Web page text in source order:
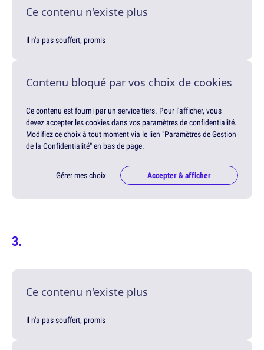
Ce contenu n'existe plus
Il n'a pas souffert, promis
Contenu bloqué par vos choix de cookies
Ce contenu est fourni par un service tiers. Pour l'afficher, vous
devez accepter les cookies dans vos paramètres de confidentialité.
Modifiez ce choix à tout moment via le lien "Paramètres de Gestion
de la Confidentialité" en bas de page.
Gérer mes choix Accepter & afficher
Ce contenu n'existe plus
Il n'a pas souffert, promis